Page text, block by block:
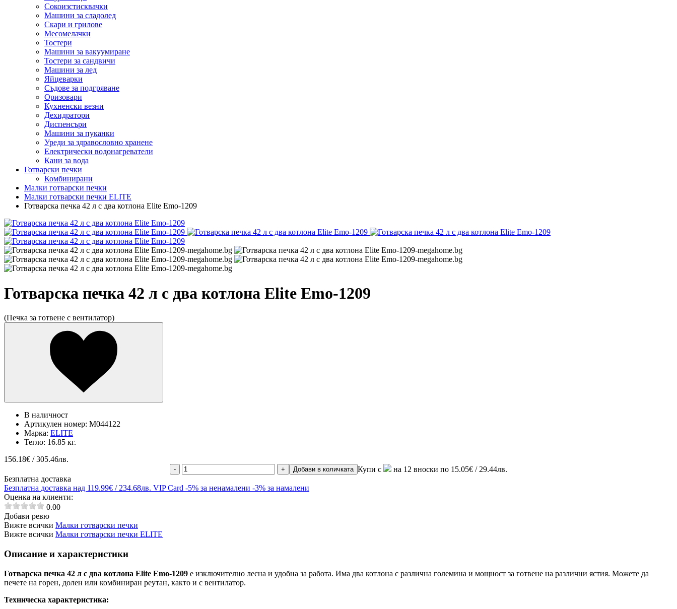
Сокоизстисквачки
Машини за сладолед
Скари и грилове
Месомелачки
Тостери
Машини за вакуумиране
Тостери за сандвичи
Машини за лед
Яйцеварки
Съдове за подгряване
Оризовари
Кухненски везни
Дехидратори
Диспенсъри
Машини за пуканки
Уреди за здравословно хранене
Електрически водонагреватели
Кани за вода
Готварски печки
Комбинирани
Малки готварски печки
Малки готварски печки ELITE
Готварска печка 42 л с два котлона Elite Emo-1209
Готварска печка 42 л с два котлона Elite Emo-1209
(Печка за готвене с вентилатор)
В наличност
Артикулен номер: M044122
Марка: ELITE
Тегло: 16.85 кг.
156.18€ / 305.46лв.
- + Добави в количката Купи с
на 12 вноски по 15.05€ / 29.44лв.
Безплатна доставка
Безплатна доставка над 119.99€ / 234.68лв. VIP Card -5% за ненамалени -3% за намалени
Оценка на клиенти:
0.00
Добави ревю
Вижте всички Малки готварски печки
Вижте всички Малки готварски печки ELITE
Описание и характеристики
Готварска печка 42 л с два котлона Elite Emo-1209 е изключително лесна и удобна за работа. Има два котлона с различна големина и мощност за готвене на различни ястия. Можете да
печете на горен, долен или комбиниран реутан, както и с вентилатор.
Техническа характеристика: